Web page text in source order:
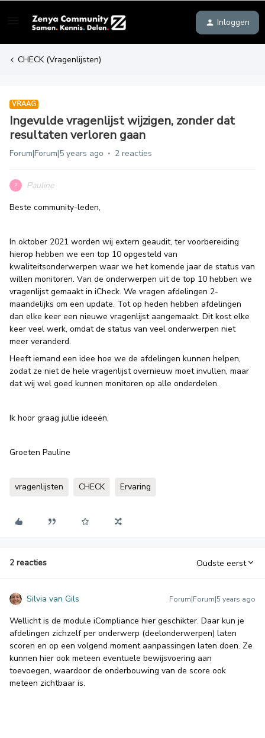
Inloggen
CHECK (Vragenlijsten)
VRAAG
Ingevulde vragenlijst wijzigen, zonder dat
resultaten verloren gaan
Forum|Forum|5 years ago 2 reacties
P
Pauline
Beste community-leden,
In oktober 2021 worden wij extern geaudit, ter voorbereiding
hierop hebben we een top 10 opgesteld van
kwaliteitsonderwerpen waar we het komende jaar de status van
willen monitoren. Van de onderwerpen uit de top 10 hebben we
vragenlijst gemaakt in iCheck. We vragen afdelingen 2-
maandelijks om een update. Tot op heden hebben afdelingen
dan elke keer een nieuwe vragenlijst aangemaakt. Dit kost elke
keer veel werk, omdat de status van veel onderwerpen niet
meer veranderd.
Heeft iemand een idee hoe we de afdelingen kunnen helpen,
zodat ze niet de hele vragenlijst overnieuw moet invullen, maar
dat wij wel goed kunnen monitoren op alle onderdelen.
Ik hoor graag jullie ideeën.
Groeten Pauline
vragenlijsten CHECK Ervaring
2 reacties Oudste eerst
Silvia van Gils Forum|Forum|5 years ago
Wellicht is de module iCompliance hier geschikter. Daar kun je
afdelingen zichzelf per onderwerp (deelonderwerpen) laten
scoren en op een volgend moment aanpassingen laten doen. Ze
kunnen hier ook meteen eventuele bewijsvoering aan
toevoegen, waardoor de onderbouwing van de score ook
meteen zichtbaar is.